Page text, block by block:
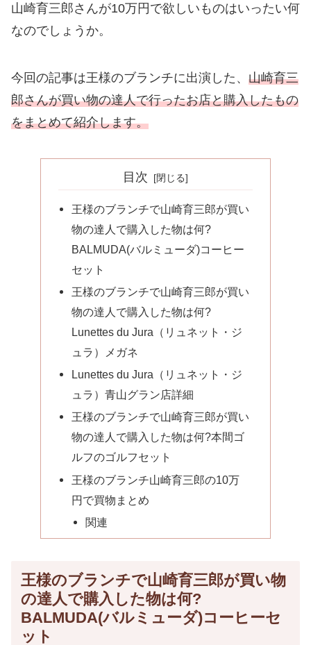
山崎育三郎さんが10万円で欲しいものはいったい何
なのでしょうか。
今回の記事は王様のブランチに出演した、 山崎育三
郎さんが買い物の達人で行ったお店と購入したもの
をまとめて紹介します。
目次
王様のブランチで山崎育三郎が買い
物の達人で購入した物は何?
BALMUDA(バルミューダ)コーヒー
セット
王様のブランチで山崎育三郎が買い
物の達人で購入した物は何?
Lunettes du Jura（リュネット・ジ
ュラ）メガネ
Lunettes du Jura（リュネット・ジ
ュラ）青山グラン店詳細
王様のブランチで山崎育三郎が買い
物の達人で購入した物は何?本間ゴ
ルフのゴルフセット
王様のブランチ山崎育三郎の10万
円で買物まとめ
関連
王様のブランチで山崎育三郎が買い物
の達人で購入した物は何?
BALMUDA(バルミューダ)コーヒーセ
ット